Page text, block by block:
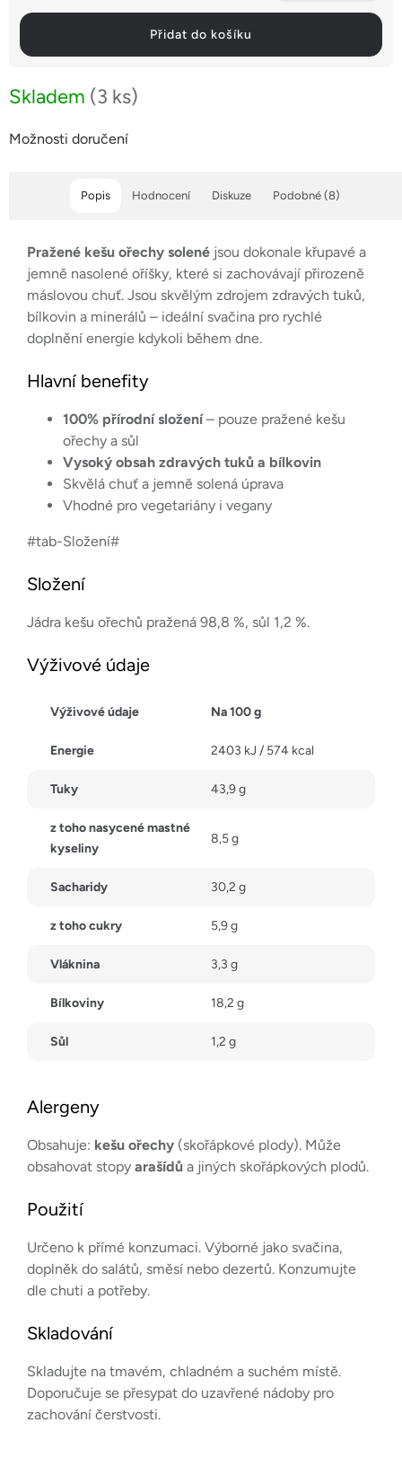
Skladem (3 ks)
Možnosti doručení
Přidat do košíku
Popis Podobné (8)
Hodnocení Diskuze
Pražené kešu ořechy solené jsou dokonale křupavé a
jemně nasolené oříšky, které si zachovávají přirozeně
máslovou chuť. Jsou skvělým zdrojem zdravých tuků,
bílkovin a minerálů – ideální svačina pro rychlé
doplnění energie kdykoli během dne.
Hlavní benefity
100% přírodní složení– pouze pražené kešu
ořechy a sůl
Vysoký obsah zdravých tuků a bílkovin
Skvělá chuť a jemně solená úprava
Vhodné pro vegetariány i vegany
#tab-Složení#
Složení
Jádra kešu ořechů pražená 98,8 %, sůl 1,2 %.
Výživové údaje
Výživové údaje Na 100 g
Energie 2403 kJ / 574 kcal
Tuky 43,9 g
z toho nasycené mastné
kyseliny
8,5 g
Sacharidy 30,2 g
z toho cukry 5,9 g
Vláknina 3,3 g
Bílkoviny 18,2 g
Sůl 1,2 g
Alergeny
Obsahuje: kešu ořechy (skořápkové plody). Může
obsahovat stopy arašídů a jiných skořápkových plodů.
Použití
Určeno k přímé konzumaci. Výborné jako svačina,
doplněk do salátů, směsí nebo dezertů. Konzumujte
dle chuti a potřeby.
Skladování
Skladujte na tmavém, chladném a suchém místě.
Doporučuje se přesypat do uzavřené nádoby pro
zachování čerstvosti.